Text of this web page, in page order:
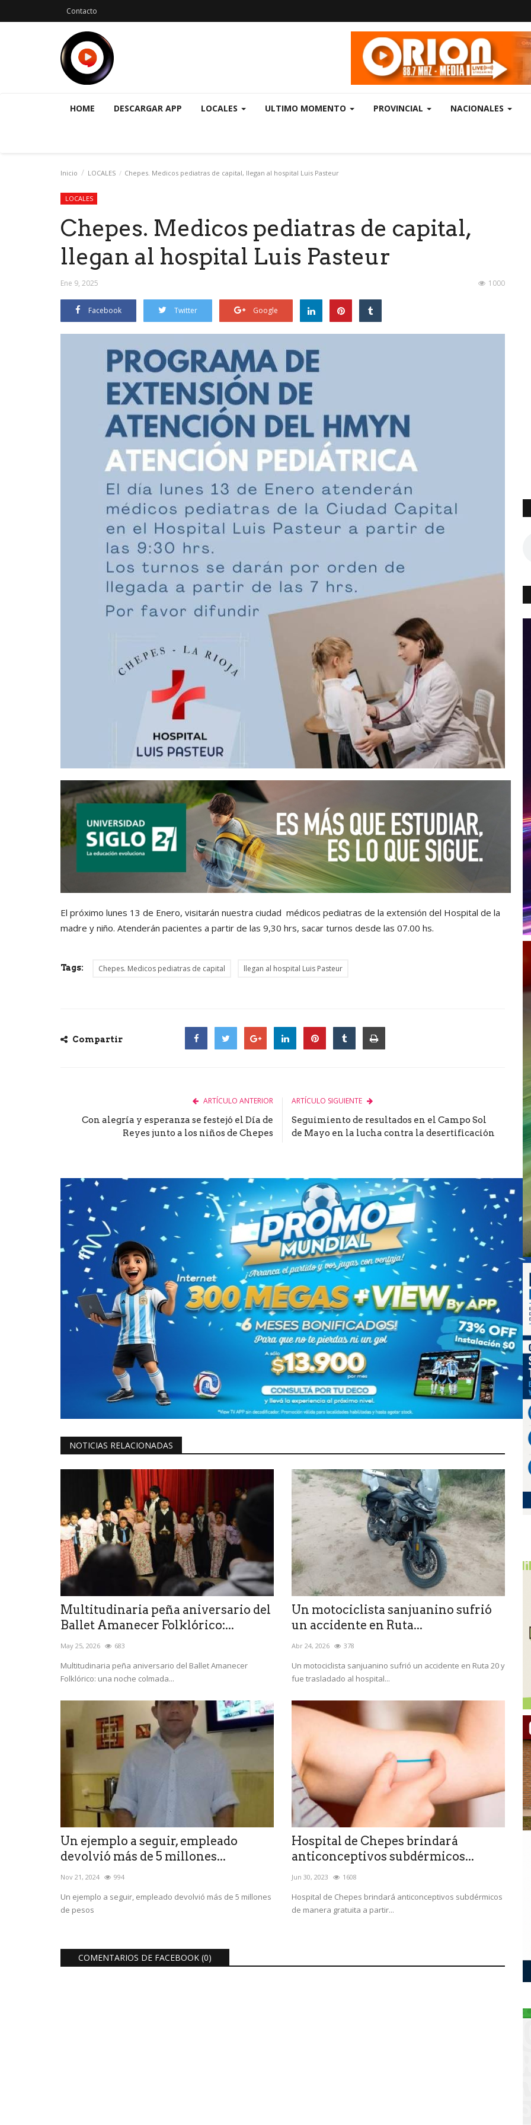
Contacto
HOME DESCARGAR APP LOCALES ULTIMO MOMENTO PROVINCIAL NACIONALES
Inicio LOCALES Chepes. Medicos pediatras de capital, llegan al hospital Luis Pasteur
LOCALES
Chepes. Medicos pediatras de capital,
llegan al hospital Luis Pasteur
Ene 9, 2025 1000
Facebook Twitter Google
El próximo lunes 13 de Enero, visitarán nuestra ciudad médicos pediatras de la extensión del Hospital de la
madre y niño. Atenderán pacientes a partir de las 9,30 hrs, sacar turnos desde las 07.00 hs.
Tags: Chepes. Medicos pediatras de capital llegan al hospital Luis Pasteur
Compartir
ARTÍCULO ANTERIOR
Con alegría y esperanza se festejó el Día de
Reyes junto a los niños de Chepes
ARTÍCULO SIGUIENTE
Seguimiento de resultados en el Campo Sol
de Mayo en la lucha contra la desertificación
NOTICIAS RELACIONADAS
Multitudinaria peña aniversario del
Ballet Amanecer Folklórico:...
May 25, 2026 683
Multitudinaria peña aniversario del Ballet Amanecer
Folklórico: una noche colmada...
Un motociclista sanjuanino sufrió
un accidente en Ruta...
Abr 24, 2026 378
Un motociclista sanjuanino sufrió un accidente en Ruta 20 y
fue trasladado al hospital...
Un ejemplo a seguir, empleado
devolvió más de 5 millones...
Nov 21, 2024 994
Un ejemplo a seguir, empleado devolvió más de 5 millones
de pesos
Hospital de Chepes brindará
anticonceptivos subdérmicos...
Jun 30, 2023 1608
Hospital de Chepes brindará anticonceptivos subdérmicos
de manera gratuita a partir...
COMENTARIOS DE FACEBOOK (0)